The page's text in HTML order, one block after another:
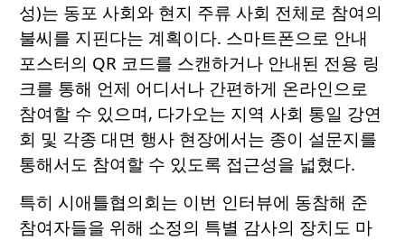
성)는 동포 사회와 현지 주류 사회 전체로 참여의
불씨를 지핀다는 계획이다. 스마트폰으로 안내
포스터의 QR 코드를 스캔하거나 안내된 전용 링
크를 통해 언제 어디서나 간편하게 온라인으로
참여할 수 있으며, 다가오는 지역 사회 통일 강연
회 및 각종 대면 행사 현장에서는 종이 설문지를
통해서도 참여할 수 있도록 접근성을 넓혔다.
특히 시애틀협의회는 이번 인터뷰에 동참해 준
참여자들을 위해 소정의 특별 감사의 장치도 마